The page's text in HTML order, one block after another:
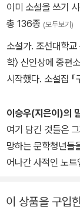
이미 소설을 쓰기
총 136종 (모두보기)
소설가. 조선대학교
학〉 신인상에 중편
시작했다. 소설집 『
있는지도 모른다』
일기』 『신중한 사람
편소설 『에리직톤의
누가 있나』 『사랑
『지상의 노래』 『
소설집 『만든 눈물
이승우(지은이)의
여기 담긴 것들은
망하는 문학청년들
어나간 사적인 노
에도 불구하고 소설
이 상품을 구입